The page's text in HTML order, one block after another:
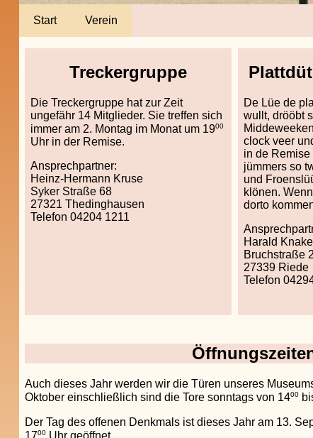
Start Verein
Treckergruppe
Die Treckergruppe hat zur Zeit
ungefähr 14 Mitglieder. Sie treffen sich
immer am 2. Montag im Monat um 1900
Uhr in der Remise.
Ansprechpartner:
Heinz-Hermann Kruse
Syker Straße 68
27321 Thedinghausen
Telefon 04204 1211
De Lüe de
wullt, drööbt
clock veer
in de Remise
jümmers so
und
klönen.
dorto
Harald Knake
Bruchstraße
27339 Riede
Telefon
Auch dieses Jahr werden wir die Türen unseres
Oktober einschließlich sind die Tore sonntags von 1400
Der Tag des offenen Denkmals ist dieses Jahr am 13.
00